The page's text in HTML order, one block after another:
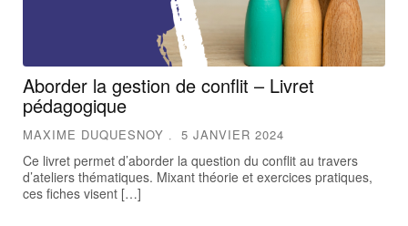
Aborder la gestion de conflit – Livret
pédagogique
MAXIME DUQUESNOY 5 JANVIER 2024
Ce livret permet d’aborder la question du conflit au travers
d’ateliers thématiques. Mixant théorie et exercices pratiques,
ces fiches visent […]